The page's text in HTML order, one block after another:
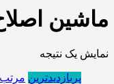
ماشین
نمایش یک نتیجه
پربازدیدترین مرتب